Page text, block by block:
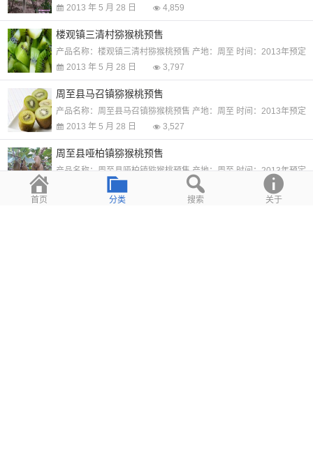
2013 年 5 月 28 日
4,859
楼观镇三清村猕猴桃预售
产品名称：楼观镇三清村猕猴桃预售 产地：周至 时间：2013年预
2013 年 5 月 28 日
3,797
周至县马召镇猕猴桃预售
产品名称：周至县马召镇猕猴桃预售 产地：周至 时间：2013年预
2013 年 5 月 28 日
3,527
周至县哑柏镇猕猴桃预售
产品名称：周至县哑柏镇猕猴桃预售 产地：周至 时间：2013年预
首页 分类 搜索 关于